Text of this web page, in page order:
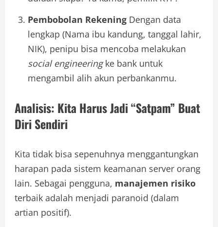
Pembobolan Rekening Dengan data
lengkap (Nama ibu kandung, tanggal lahir,
NIK), penipu bisa mencoba melakukan
social engineeringke bank untuk
mengambil alih akun perbankanmu.
Analisis: Kita Harus Jadi “Satpam” Buat
Diri Sendiri
Kita tidak bisa sepenuhnya menggantungkan
harapan pada sistem keamanan server orang
lain. Sebagai pengguna, manajemen risiko
terbaik adalah menjadi paranoid (dalam
artian positif).